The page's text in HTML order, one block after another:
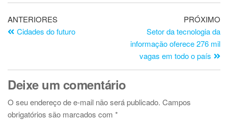
ANTERIORES
Cidades do futuro
PRÓXIMO
Setor da tecnologia da
informação oferece 276 mil
vagas em todo o país
Deixe um comentário
O seu endereço de e-mail não será publicado. Campos
obrigatórios são marcados com *